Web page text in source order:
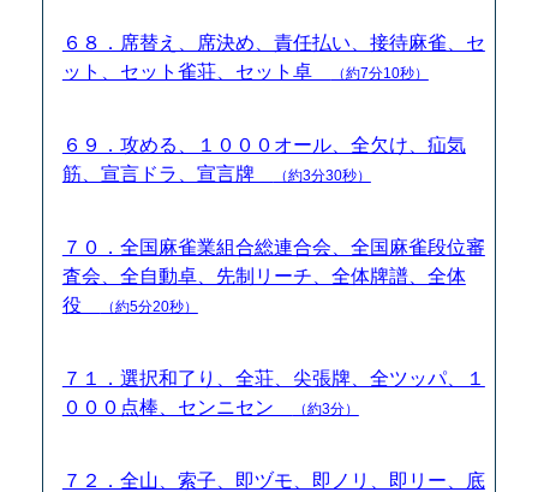
６８．席替え、席決め、責任払い、接待麻雀、セ
ット、セット雀荘、セット卓
（約7分10秒）
６９．攻める、１０００オール、全欠け、疝気
筋、宣言ドラ、宣言牌
（約3分30秒）
７０．全国麻雀業組合総連合会、全国麻雀段位審
査会、全自動卓、先制リーチ、全体牌譜、全体
役
（約5分20秒）
７１．選択和了り、全荘、尖張牌、全ツッパ、１
０００点棒、センニセン
（約3分）
７２．全山、索子、即ヅモ、即ノリ、即リー、底